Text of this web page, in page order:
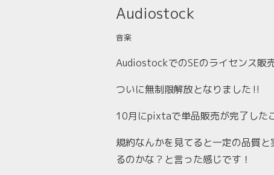
Audiostock
音楽
AudiostockでのSEのライセンス販
ついに無制限解放となりました‼︎
10月にpixtaで単品販売が完了した
規約なんかを見てると一定の品質
るのかな？と言った感じです！